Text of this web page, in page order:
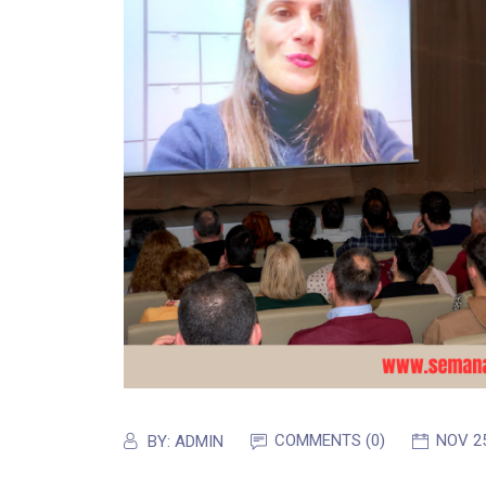
BY: ADMIN COMMENTS (0) NOV